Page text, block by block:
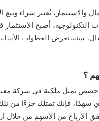
والاستثمار، يُعتبر شراء وبيع
التكنولوجية، أصبح
سنستعرض الخطوات
؟
تمثل ملكية في شركة
سهمًا، فإنك تمتلك جزءًا من
الأرباح من الأسهم من خلال